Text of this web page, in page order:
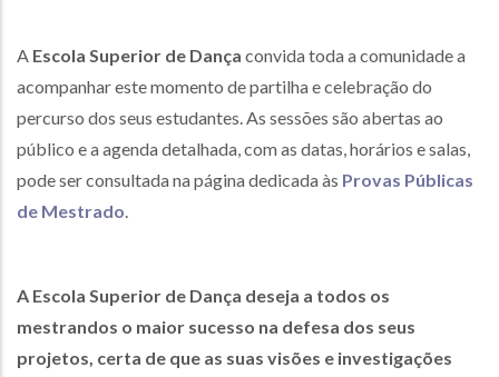
A Escola Superior de Dança convida toda a comunidade a
acompanhar este momento de partilha e celebração do
percurso dos seus estudantes. As sessões são abertas ao
público e a agenda detalhada, com as datas, horários e salas,
pode ser consultada na página dedicada às Provas Públicas
de Mestrado.
A Escola Superior de Dança deseja a todos os
mestrandos o maior sucesso na defesa dos seus
projetos, certa de que as suas visões e investigações